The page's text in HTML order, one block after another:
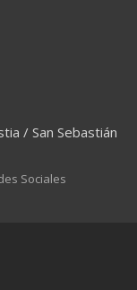
/ San Sebastián
Sociales